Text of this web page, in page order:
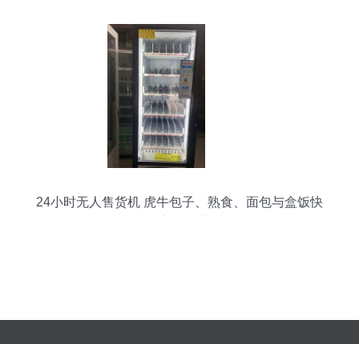
24小时无人售货机 虎牛包子、熟食、面包与盒饭快